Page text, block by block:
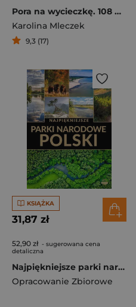
Pora na wycieczkę. 108 najpiękniejszych punktów widokowych w Małopolsce
Karolina Mleczek
9,3 (17)
KSIĄŻKA
31,87 zł
52,90 zł - sugerowana cena
detaliczna
Najpiękniejsze parki narodowe Polski
Opracowanie Zbiorowe